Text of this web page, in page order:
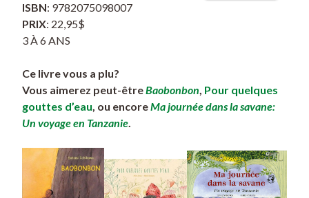
ISBN: 9782075098007
PRIX: 22,95$
3 À 6 ANS
Ce livre vous a plu?
Vous aimerez peut-êtreBaobonbon, Pour quelques
gouttes d’eau, ou encoreMa journée dans la savane:
Un voyage en Tanzanie.